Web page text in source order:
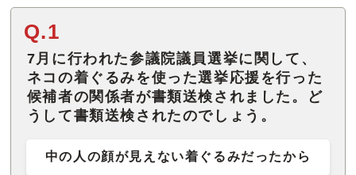
Q.1
7月に行われた参議院議員選挙に関して、
ネコの着ぐるみを使った選挙応援を行った
候補者の関係者が書類送検されました。ど
うして書類送検されたのでしょう。
中の人の顔が見えない着ぐるみだったから